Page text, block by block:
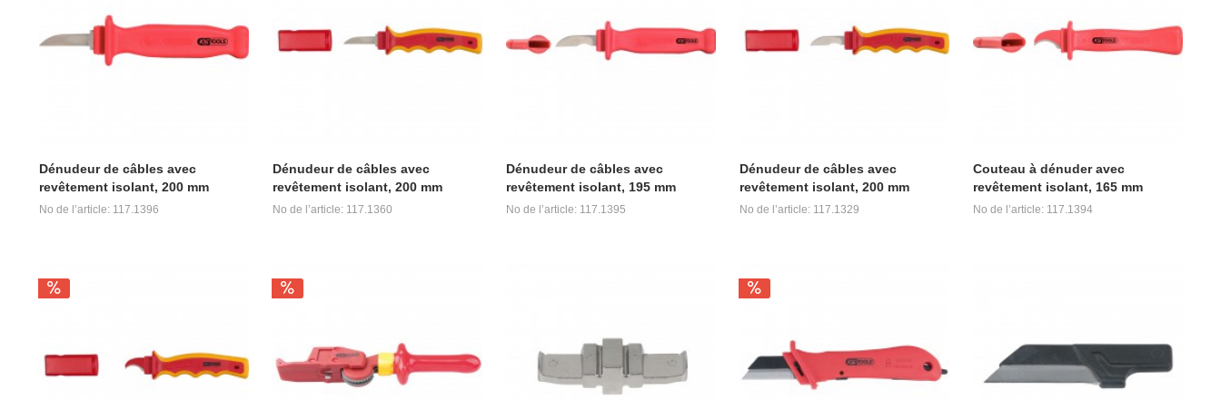
Dénudeur de câbles avec
revêtement isolant, 200 mm
No de l’article: 117.1396
Dénudeur de câbles avec
revêtement isolant, 200 mm
No de l’article: 117.1360
Dénudeur de câbles avec
revêtement isolant, 195 mm
No de l’article: 117.1395
Dénudeur de câbles avec
revêtement isolant, 200 mm
No de l’article: 117.1329
Couteau à dénuder avec
revêtement isolant, 165 mm
No de l’article: 117.1394